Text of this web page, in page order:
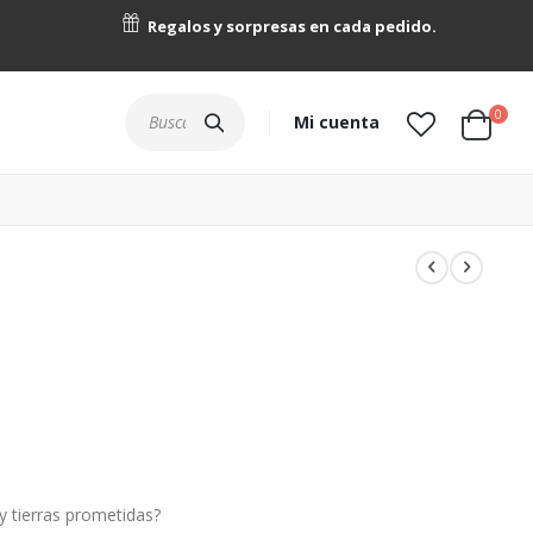
Regalos y sorpresas en cada pedido.
Mi cuenta Cart
0
tierras prometidas?